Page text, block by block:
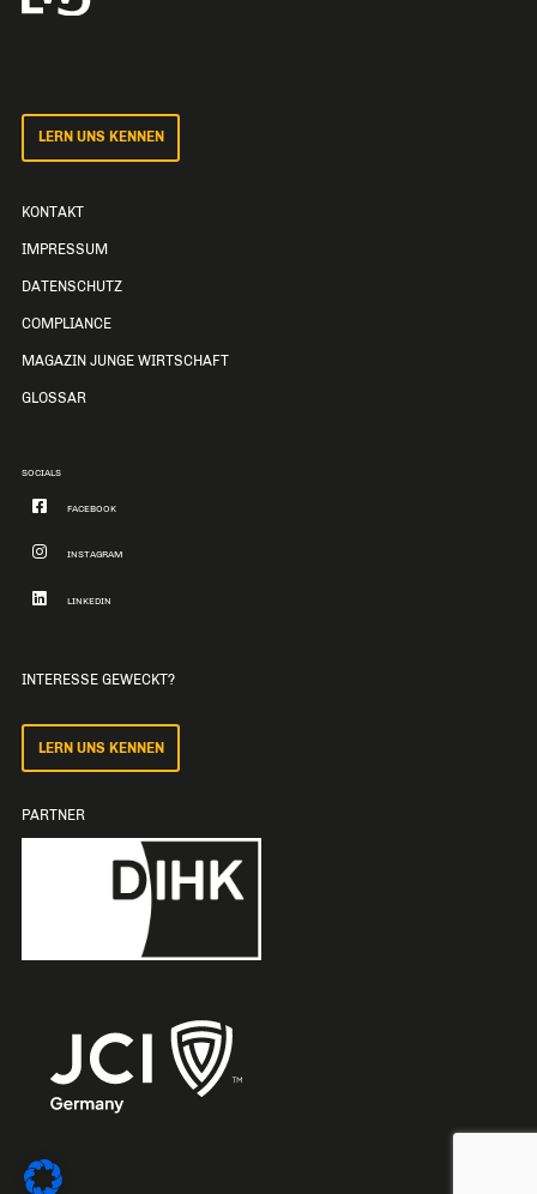
LERN UNS KENNEN
KONTAKT
IMPRESSUM
DATENSCHUTZ
COMPLIANCE
MAGAZIN JUNGE WIRTSCHAFT
GLOSSAR
SOCIALS
FACEBOOK
INSTAGRAM
LINKEDIN
INTERESSE GEWECKT?
LERN UNS KENNEN
PARTNER